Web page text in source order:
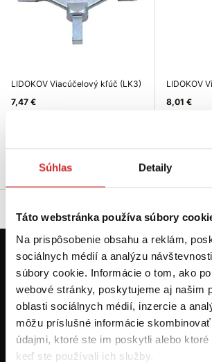
Súhlas Detaily
Táto webstránka používa súbory
Na prispôsobenie obsahu a reklám,
sociálnych médií a analýzu
súbory cookie. Informácie o tom, ako
webové stránky, poskytujeme aj našim
oblasti sociálnych médií, inzercie a
môžu príslušné informácie
údajmi, ktoré ste im poskytli alebo ktoré
keď ste používali ich služby.
LIDOKOV Viacúčelový kľúč (LK3)
7,47 €
Do košíka
LIDOKOV
8,01 €
Prvýkrát na svx.sk?
máte prehľad o aktuálnych
akciách.